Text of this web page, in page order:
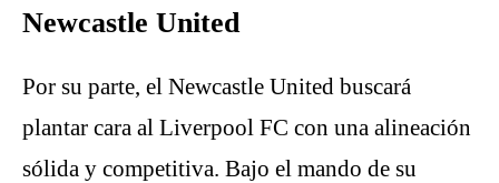
Newcastle United
Por su parte, el Newcastle United buscará
plantar cara al Liverpool FC con una alineación
sólida y competitiva. Bajo el mando de su